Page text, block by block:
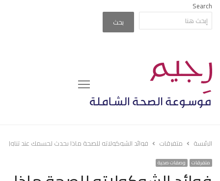
Search
بحث
Menu
الرئيسة متفرقات فوائد الشوكولاته للصحة ماذا يحدث لجسمك عند تناول
متفرقات وصفات صحية